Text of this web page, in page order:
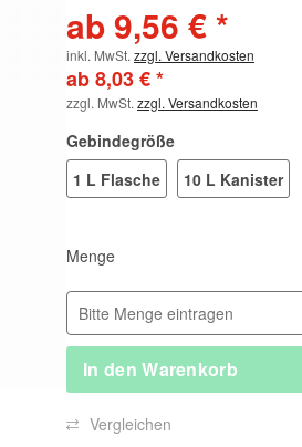
ab 9,56 € *
inkl. MwSt. zzgl. Versandkosten
ab 8,03 € *
zzgl. MwSt. zzgl. Versandkosten
Gebindegröße
1 L Flasche
10 L Kanister
Menge
In den Warenkorb
Vergleichen